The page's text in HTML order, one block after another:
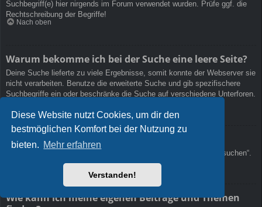
Diese Website nutzt Cookies, um dir den
bestmöglichen Komfort bei der Nutzung zu
bieten. Mehr erfahren
Verstanden!
Suchbegriff(e) hier nirgends im Forum verwendet wurden. Prüfe ggf. die
Rechtschreibung der Begriffe!
Nach oben
Warum bekomme ich bei der Suche eine leere Seite?
Deine Suche lieferte zu viele Ergebnisse, somit konnte der Webserver sie
nicht verarbeiten. Benutze die erweiterte Suche und gib spezifischere
Suchbegriffe ein oder beschränke die Suche auf verschiedene Unterforen.
Wie kann ich nach Mitgliedern suchen?
Gehe zur „Mitglieder“-Seite und klicke auf „Nach einem Mitglied suchen“.
Wie kann ich meine eigenen Beiträge und Themen